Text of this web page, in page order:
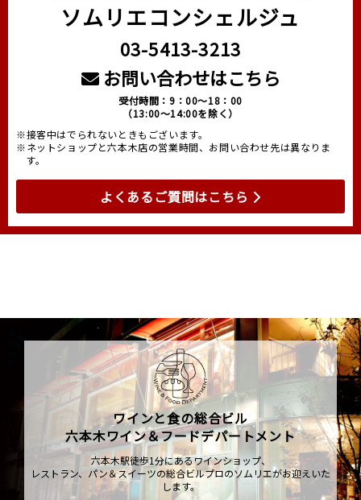
ソムリエコンシェルジュ
03-5413-3213
お問い合わせはこちら
受付時間：9：00～18：00
（13:00～14:00を除く）
※接客中はでられないときもございます。
※ネットショップと六本木店の営業時間、お問い合わせ先は異なりま
す。
よくあるご質問はこちら
ワインと食の総合ビル
六本木ワイン＆フードデパートメント
六本木駅徒歩1分にあるワインショップ、
レストラン、パン＆スイーツの総合ビルプロのソムリエがお迎えいた
します。